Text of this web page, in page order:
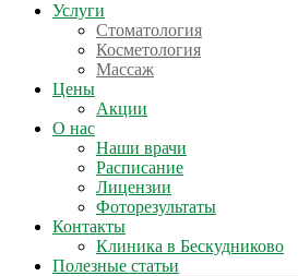
Услуги
Стоматология
Косметология
Массаж
Цены
Акции
О нас
Наши врачи
Расписание
Лицензии
Фоторезультаты
Контакты
Клиника в Бескудниково
Полезные статьи